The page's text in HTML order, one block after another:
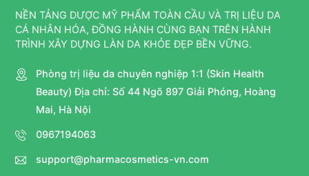
NỀN TẢNG DƯỢC MỸ PHẨM TOÀN CẦU VÀ TRỊ LIỆU DA
CÁ NHÂN HÓA, ĐỒNG HÀNH CÙNG BẠN TRÊN HÀNH
TRÌNH XÂY DỰNG LÀN DA KHỎE ĐẸP BỀN VỮNG.
Phòng trị liệu da chuyên nghiệp 1:1 (Skin Health
Beauty) Địa chỉ: Số 44 Ngõ 897 Giải Phóng, Hoàng
Mai, Hà Nội
0967194063
support@pharmacosmetics-vn.com